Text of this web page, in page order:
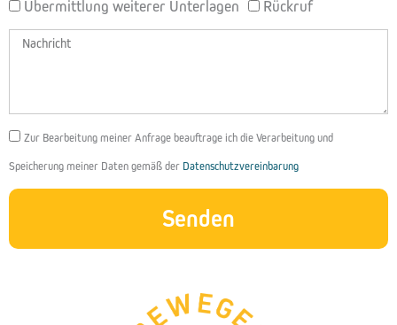
Übermittlung weiterer Unterlagen
Rückruf
Nachricht
DSGVOZur Bearbeitung meiner Anfrage beauftrage ich die Verarbeitung und
Speicherung meiner Daten gemäß der Datenschutzvereinbarung
Senden